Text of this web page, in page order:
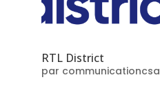
RTL District
par communicationcsa